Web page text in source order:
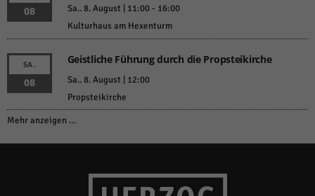
08 Sa.. 8. August | 11:00- 16:00
Kulturhaus am Hexenturm
SA.
08
Geistliche Führung durch die Propsteikirche
Sa.. 8. August | 12:00
Propsteikirche
Mehr anzeigen …